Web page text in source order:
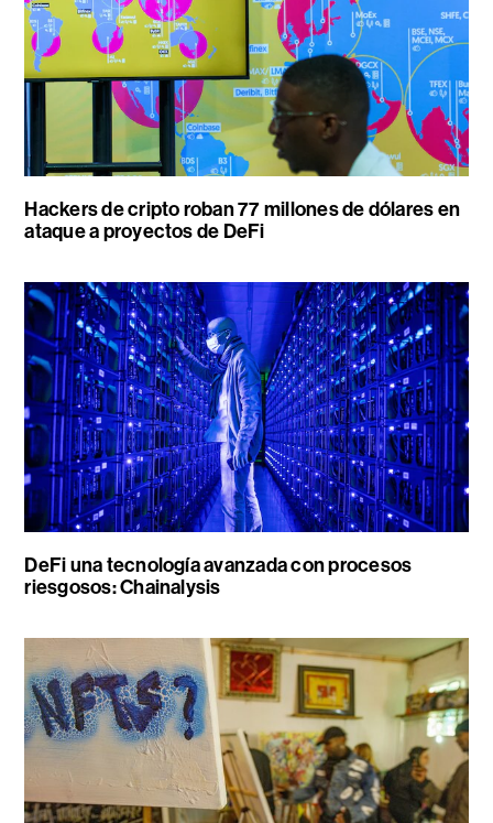
Hackers de cripto roban 77 millones de dólares en
ataque a proyectos de DeFi
DeFi una tecnología avanzada con procesos
riesgosos: Chainalysis